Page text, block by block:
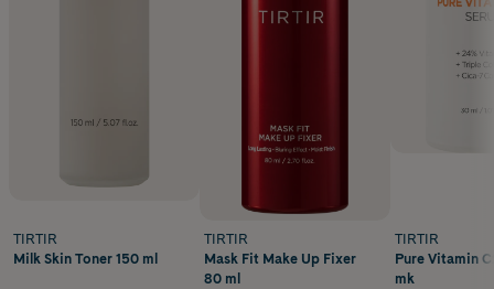
TIRTIR
Milk Skin Toner 150 ml
TIRTIR
Mask Fit Make Up Fixer
80 ml
TIRTIR
Pure Vitamin
mk